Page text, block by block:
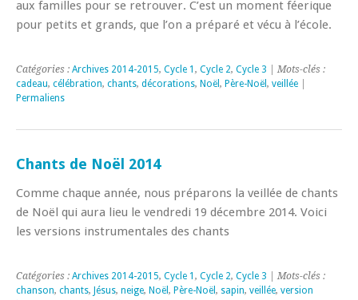
aux familles pour se retrouver. C’est un moment féerique
pour petits et grands, que l’on a préparé et vécu à l’école.
Catégories : Archives 2014-2015, Cycle 1 , Cycle 2, Cycle 3 | Mots-clés :
cadeau, célébration, chants, décorations, Noël , Père-Noël , veillée
Permaliens
Chants de Noël 2014
Comme chaque année, nous préparons la veillée de chants
de Noël qui aura lieu le vendredi 19 décembre 2014. Voici
les versions instrumentales des chants
Catégories : Archives 2014-2015, Cycle 1 , Cycle 2, Cycle 3 | Mots-clés :
chanson, chants, Jésus, neige, Noël , Père-Noël , sapin, veillée, version